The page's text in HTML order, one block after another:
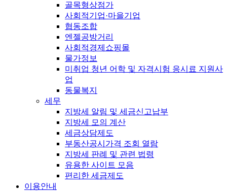
골목형상점가
사회적기업·마을기업
협동조합
엔젤공방거리
사회적경제쇼핑몰
물가정보
미취업 청년 어학 및 자격시험 응시료 지원사
업
동물복지
세무
지방세 알림 및 세금신고납부
지방세 모의 계산
세금상담제도
부동산공시가격 조회 열람
지방세 판례 및 관련 법령
유용한 사이트 모음
편리한 세금제도
이용안내